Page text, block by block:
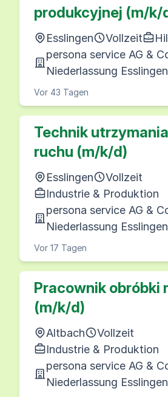
produkcyjnej (m/k/
Esslingen Vollzeit
persona service AG &
Niederlassung Esslingen
Vor 43 Tagen
Technik utrzymania
ruchu (m/k/d)
Esslingen
Vollzeit
Industrie & Produktion
persona service AG &
Niederlassung Esslingen
Vor 17 Tagen
Pracownik obróbki
(m/k/d)
Altbach
Vollzeit
Industrie & Produktion
persona service AG &
Niederlassung Esslingen